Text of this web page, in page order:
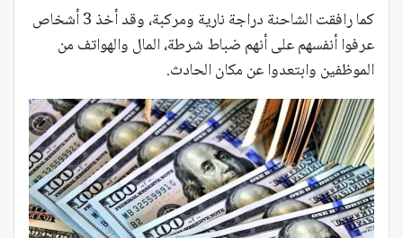
كما رافقت الشاحنة دراجة نارية ومركبة، وقد أخذ 3 أشخاص
عرفوا أنفسهم على أنهم ضباط شرطة، المال والهواتف من
الموظفين وابتعدوا عن مكان الحادث.